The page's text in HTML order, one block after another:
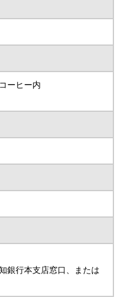
ーヒー内
銀行本支店窓口、または